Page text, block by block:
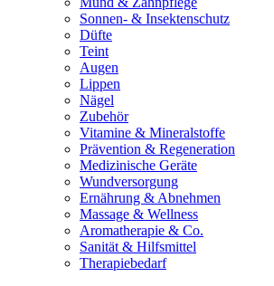
Sonnen- & Insektenschutz
Düfte
Teint
Augen
Lippen
Nägel
Zubehör
Vitamine & Mineralstoffe
Prävention & Regeneration
Medizinische Geräte
Wundversorgung
Ernährung & Abnehmen
Massage & Wellness
Aromatherapie & Co.
Sanität & Hilfsmittel
Therapiebedarf